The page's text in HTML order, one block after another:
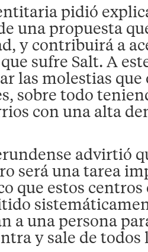
pidió
una propuesta
y contribuirá a
sufre Salt. A
las molestias
sobre todo
con una alta
advirtió
será una tarea
que estos centros
a una persona
y sale de todos